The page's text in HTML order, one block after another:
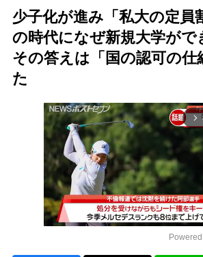
少子化が進み「私大の定員
の時代になぜ新規大学が
その答えは「国の認可の仕
た
arrow_forward_ios